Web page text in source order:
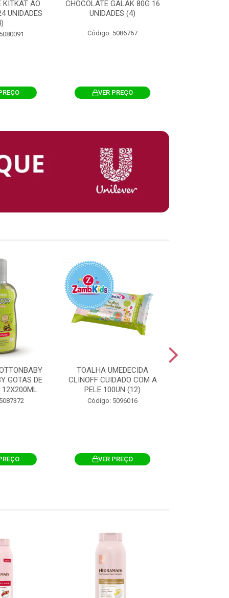
KITKAT AO
UNIDADES
CHOCOLATE GALAK 80G 16
UNIDADES (4)
Código: 5086767
VER PREÇO
GOTAS DE
TOALHA UMEDECIDA
CLINOFF CUIDADO COM A
PELE 100UN (12)
Código: 5096016
VER PREÇO